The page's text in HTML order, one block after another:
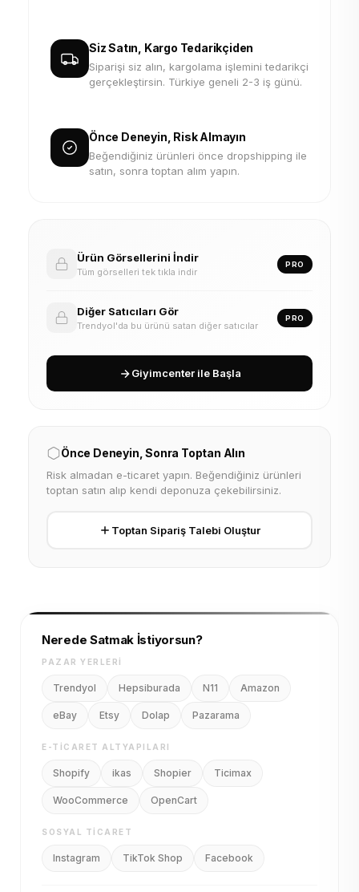
Siz Satın, Kargo Tedarikçiden
Siparişi siz alın, kargolama işlemini tedarikçi
gerçekleştirsin. Türkiye geneli 2-3 iş günü.
Önce Deneyin, Risk Almayın
Beğendiğiniz ürünleri önce dropshipping ile
satın, sonra toptan alım yapın.
Ürün Görsellerini İndir
Tüm görselleri tek tıkla indir
PRO
Diğer Satıcıları Gör
Trendyol'da bu ürünü satan diğer satıcılar
PRO
Giyimcenter ile Başla
Önce Deneyin, Sonra Toptan Alın
Risk almadan e-ticaret yapın. Beğendiğiniz ürünleri
toptan satın alıp kendi deponuza çekebilirsiniz.
Toptan Sipariş Talebi Oluştur
Nerede Satmak İstiyorsun?
PAZAR YERLERI
Trendyol Hepsiburada N11 Amazon
eBay Etsy Dolap Pazarama
E-TICARET ALTYAPILARI
Shopify ikas Shopier Ticimax
WooCommerce OpenCart
SOSYAL TICARET
Instagram TikTok Shop Facebook